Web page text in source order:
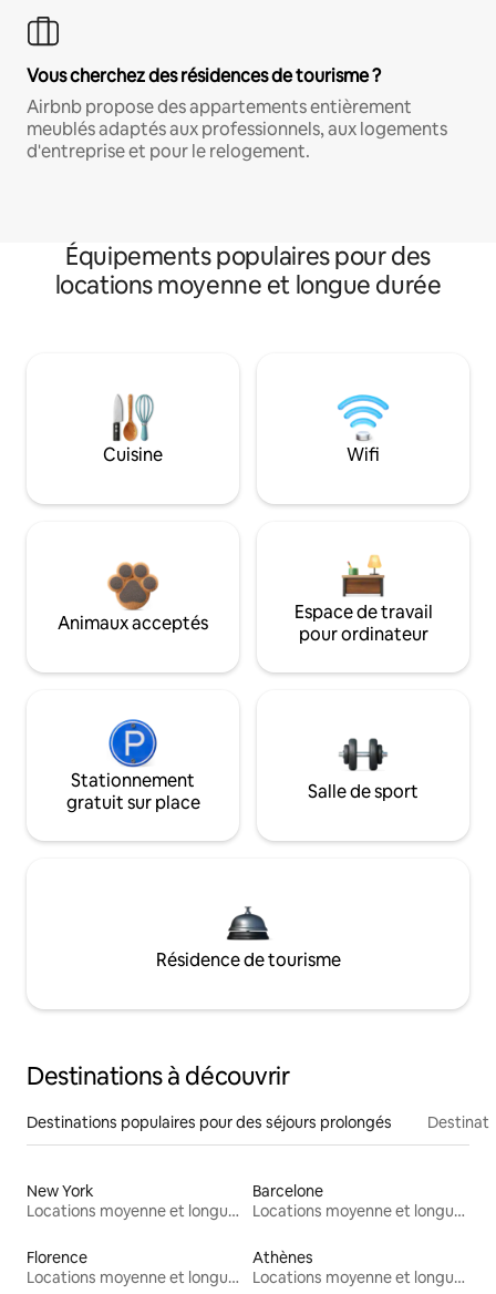
Vous cherchez des résidences de tourisme ?
Airbnb propose des appartements entièrement
meublés adaptés aux professionnels, aux logements
d'entreprise et pour le relogement.
Équipements populaires pour des
locations moyenne et longue durée
Cuisine Wifi
Animaux acceptés
Espace de travail
pour ordinateur
Stationnement
gratuit sur place
Salle de sport
Résidence de tourisme
Destinations à découvrir
Destinations populaires pour des séjours prolongés
New York
Locations moyenne et longue durée
Barcelone
Locations moyenne et longue durée
Florence
Locations moyenne et longue durée
Athènes
Locations moyenne et longue durée